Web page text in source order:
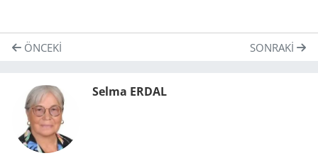
ÖNCEKI SONRAKI
Selma ERDAL